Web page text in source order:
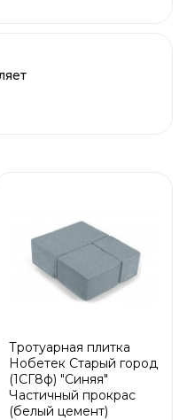
Тротуарная плитка
Нобетек Старый город
(1СГ8ф) "Синяя"
Частичный прокрас
(белый цемент)